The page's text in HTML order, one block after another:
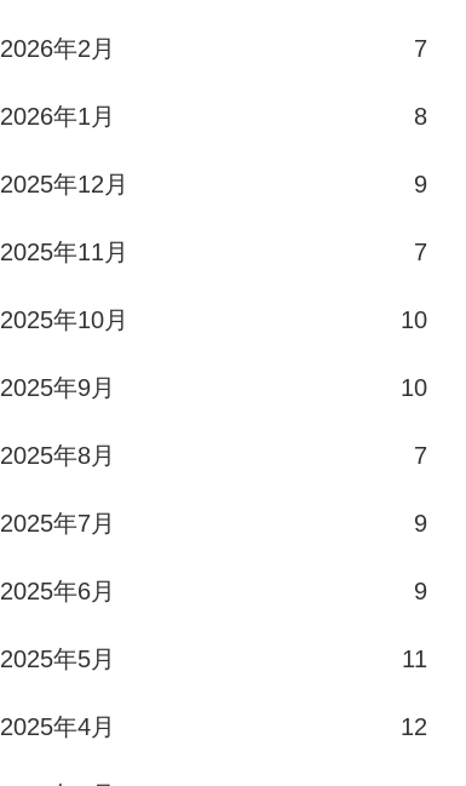
2026年2月 7
2026年1月 8
2025年12月 9
2025年11月 7
2025年10月 10
2025年9月 10
2025年8月 7
2025年7月 9
2025年6月 9
2025年5月 11
2025年4月 12